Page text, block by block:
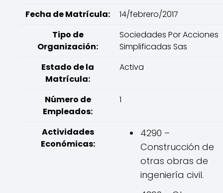
Fecha de Matrícula:
14/febrero/2017
Tipo de
Organización:
Sociedades Por Acciones
Simplificadas Sas
Estado de la
Matrícula:
Activa
Número de
Empleados:
1
Actividades
Económicas:
4290 –
Construcción de
otras obras de
ingeniería civil.